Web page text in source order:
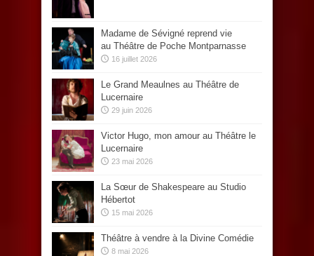
Madame de Sévigné reprend vie
au Théâtre de Poche Montparnasse
16 juillet 2026
Le Grand Meaulnes au Théâtre de
Lucernaire
29 juin 2026
Victor Hugo, mon amour au Théâtre le
Lucernaire
23 mai 2026
La Sœur de Shakespeare au Studio
Hébertot
15 mai 2026
Théâtre à vendre à la Divine Comédie
8 mai 2026